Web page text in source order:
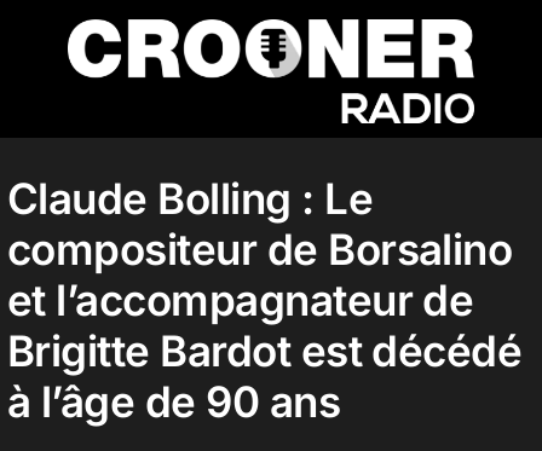
contenu
Accueil
Podcasts
Actualités
Nos flux audio
Claude Bolling : Le
compositeur de Borsalino
et l’accompagnateur de
Brigitte Bardot est décédé
à l’âge de 90 ans